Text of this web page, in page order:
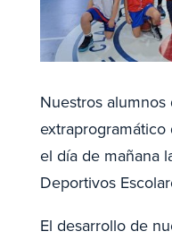
Nuestros alumnos
el día de mañana
Deportivos
El desarrollo de